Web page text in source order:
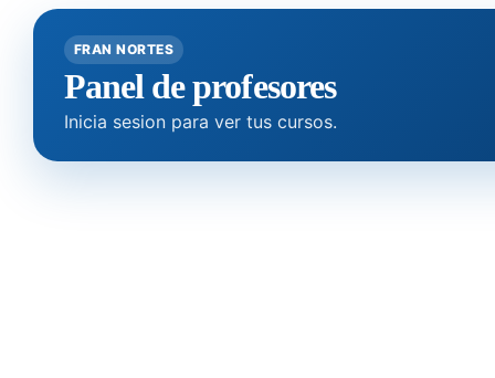
FRAN NORTES
Panel de profesores
Inicia sesion para ver tus cursos.